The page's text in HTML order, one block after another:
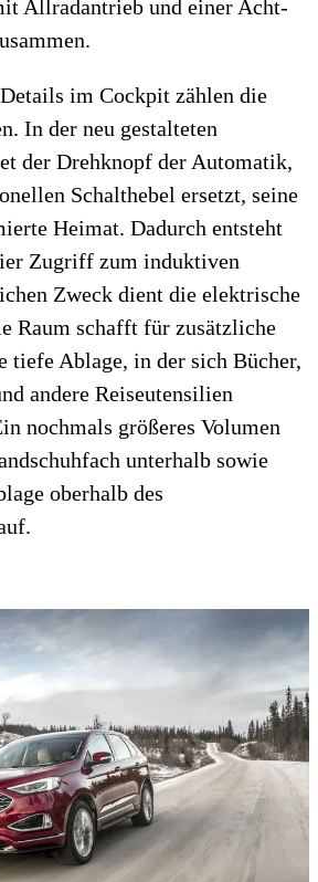
Allradantrieb und einer Acht-
im Cockpit zählen die
In der neu gestalteten
der Drehknopf der Automatik,
Schalthebel ersetzt, seine
Heimat. Dadurch entsteht
Zugriff zum induktiven
Zweck dient die elektrische
Raum schafft für zusätzliche
tiefe Ablage, in der sich Bücher,
andere Reiseutensilien
nochmals größeres Volumen
unterhalb sowie
oberhalb des